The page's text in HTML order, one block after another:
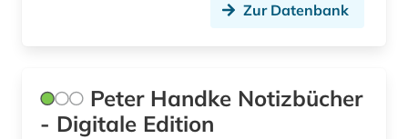
Zur Datenbank
Peter Handke Notizbücher
- Digitale Edition